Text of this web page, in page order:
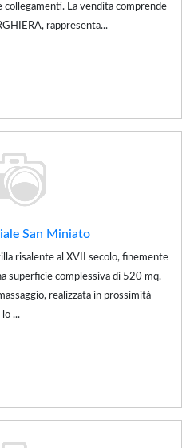
collegamenti. La vendita comprende
rappresenta...
San Miniato
risalente al XVII secolo, finemente
superficie complessiva di 520 mq.
realizzata in prossimità
...